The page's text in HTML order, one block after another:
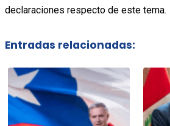
declaraciones respecto de este tema.
Entradas relacionadas: